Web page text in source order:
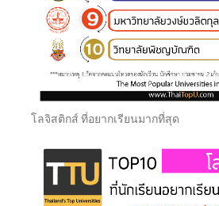
โลจิสติกส์ ที่อยากเรียนมากที่สุด